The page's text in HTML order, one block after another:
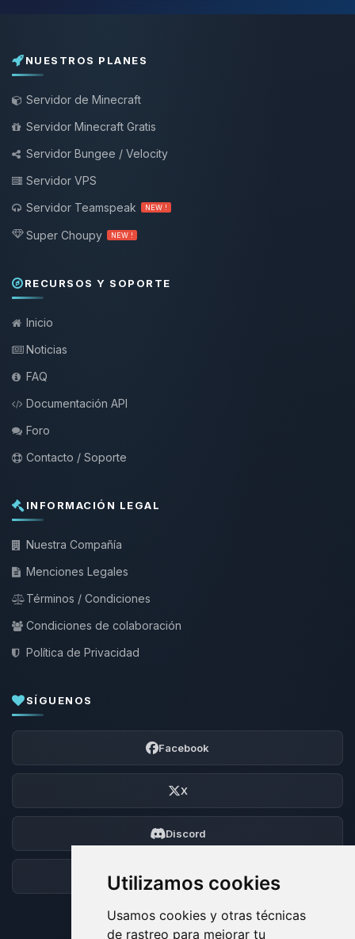
Utilizamos cookies
Usamos cookies y otras técnicas
de rastreo para mejorar tu
NUESTROS PLANES
Servidor de Minecraft
Servidor Minecraft Gratis
Servidor Bungee / Velocity
Servidor VPS
Servidor Teamspeak
NEW !
Super Choupy NEW !
RECURSOS Y SOPORTE
Inicio
Noticias
FAQ
Documentación API
Foro
Contacto / Soporte
INFORMACIÓN LEGAL
Nuestra Compañía
Menciones Legales
Términos / Condiciones
Condiciones de colaboración
Política de Privacidad
SÍGUENOS
Facebook
X
Discord
Foro